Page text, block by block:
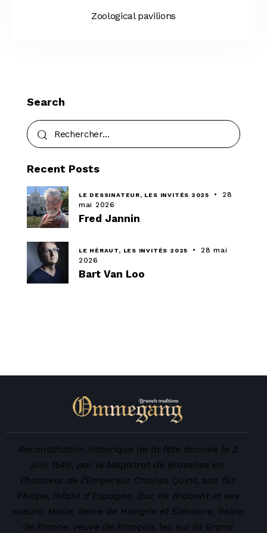
Zoological pavilions
Search
Recent Posts
LE DESSINATEUR, LES INVITÉS 2025
28
mai 2026
Fred Jannin
LE HÉRAUT, LES INVITÉS 2025
28 mai
2026
Bart Van Loo
Reconstitution historique de la fête donnée le 2
juin 1549, par le Magistrat de Bruxelles en
l’honneur de l’Empereur Charles Quint, son fils
Philipe, infant d’Espagne, Duc de Brabant et ses
soeurs, Marie, Reine de Hongrie et Eléonore, Reine
de France, veuve de François 1er, sur la Grand